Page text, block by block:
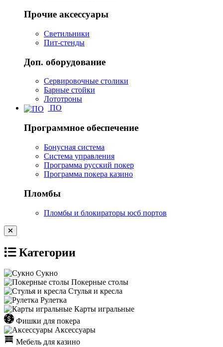
Прочие аксессуары
Светильники
Пит-стенды
Доп. оборудование
Сервировочные столики
Барные стойки
Лототроны
ПО
Программное обеспечение
Бонусная система
Система управления
Программа русский покер
Программа покера казино
Пломбы
Пломбы и блокираторы юсб портов
Категории
Сукно
Покерные столы
Стулья и кресла
Рулетка
Карты игральные
Фишки для покера
Аксессуары
Мебель для казино